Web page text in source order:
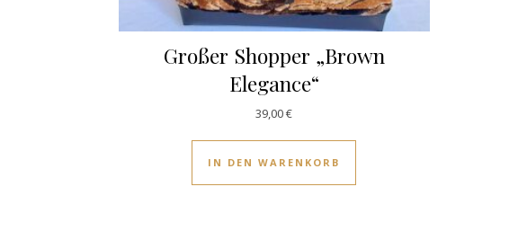
Großer Shopper „Brown
Elegance“
39,00€
IN DEN WARENKORB